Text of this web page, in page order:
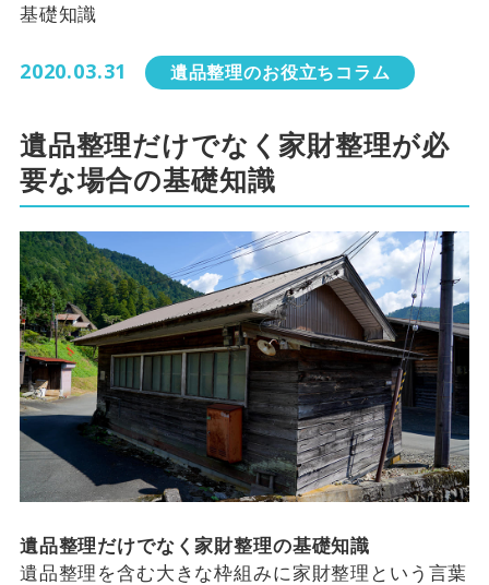
基礎知識
2020.03.31 遺品整理のお役立ちコラム
遺品整理だけでなく家財整理が必
要な場合の基礎知識
遺品整理だけでなく家財整理の基礎知識
遺品整理を含む大きな枠組みに家財整理という言葉